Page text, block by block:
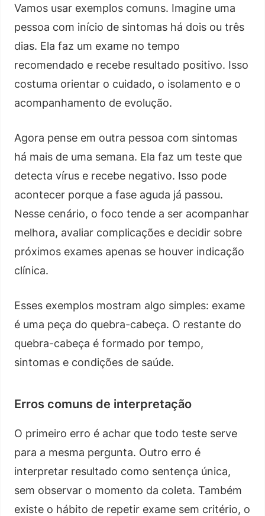
Vamos usar exemplos comuns. Imagine uma
pessoa com início de sintomas há dois ou três
dias. Ela faz um exame no tempo
recomendado e recebe resultado positivo. Isso
costuma orientar o cuidado, o isolamento e o
acompanhamento de evolução.
Agora pense em outra pessoa com sintomas
há mais de uma semana. Ela faz um teste que
detecta vírus e recebe negativo. Isso pode
acontecer porque a fase aguda já passou.
Nesse cenário, o foco tende a ser acompanhar
melhora, avaliar complicações e decidir sobre
próximos exames apenas se houver indicação
clínica.
Esses exemplos mostram algo simples: exame
é uma peça do quebra-cabeça. O restante do
quebra-cabeça é formado por tempo,
sintomas e condições de saúde.
Erros comuns de interpretação
O primeiro erro é achar que todo teste serve
para a mesma pergunta. Outro erro é
interpretar resultado como sentença única,
sem observar o momento da coleta. Também
existe o hábito de repetir exame sem critério, o